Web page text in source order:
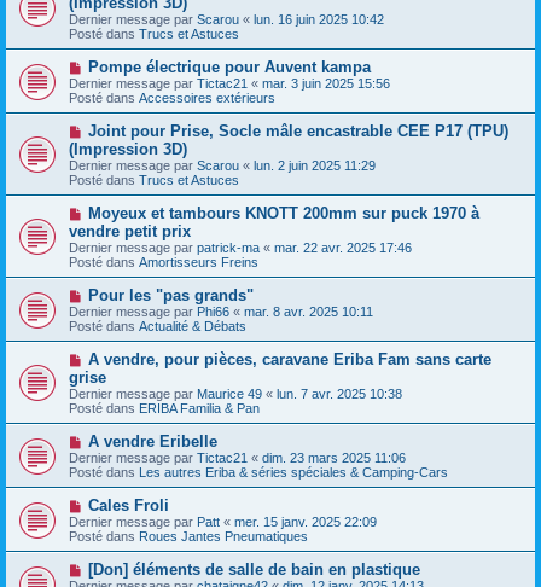
g
e
e
s
a
g
e
u
v
e
a
m
e
s
a
g
e
Dernier message par Scarou « lun. 16 juin 2025 10:42
Posté dans Trucs et Astuces
N
o
u
v
a
u
m
e
s
s
a
g
e
Pompe électrique pour Auvent kampa
Dernier message par Tictac21 « mar. 3 juin 2025 15:56
Posté dans Accessoires extérieurs
N
u
v
e
a
m
e
s
a
g
e
Joint pour Prise, Socle mâle encastrable CEE P17 (TPU)
(Impression 3D)
Dernier message par Scarou « lun. 2 juin 2025 11:29
Posté dans Trucs et Astuces
N
u
v
e
a
m
e
s
a
g
e
Moyeux et tambours KNOTT 200mm sur puck 1970 à
vendre petit prix
Dernier message par patrick-ma « mar. 22 avr. 2025 17:46
Posté dans Amortisseurs Freins
N
o
u
v
a
u
m
e
s
a
g
e
Pour les "pas grands"
Dernier message par Phi66 « mar. 8 avr. 2025 10:11
Posté dans Actualité & Débats
N
o
u
v
e
a
u
m
e
s
s
g
e
A vendre, pour pièces, caravane Eriba Fam sans carte
grise
Dernier message par Maurice 49 « lun. 7 avr. 2025 10:38
Posté dans ERIBA Familia & Pan
N
o
u
v
a
u
m
e
s
A vendre Eribelle
Dernier message par Tictac21 « dim. 23 mars 2025 11:06
Posté dans Les autres Eriba & séries spéciales & Camping-Cars
N
o
u
v
e
Cales Froli
Dernier message par Patt « mer. 15 janv. 2025 22:09
Posté dans Roues Jantes Pneumatiques
N
o
[Don] éléments de salle de bain en plastique